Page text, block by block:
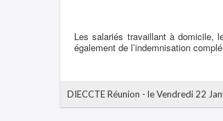
Les salariés travaillant à domicile,
également de l’indemnisation
DIECCTE Réunion - le Vendredi 22